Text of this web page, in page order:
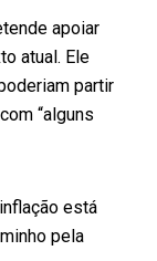
apoiar
atual. Ele
partir
“alguns
está
pela